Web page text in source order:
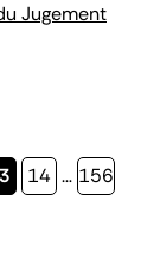
Jugement
Page
14 … Page
156